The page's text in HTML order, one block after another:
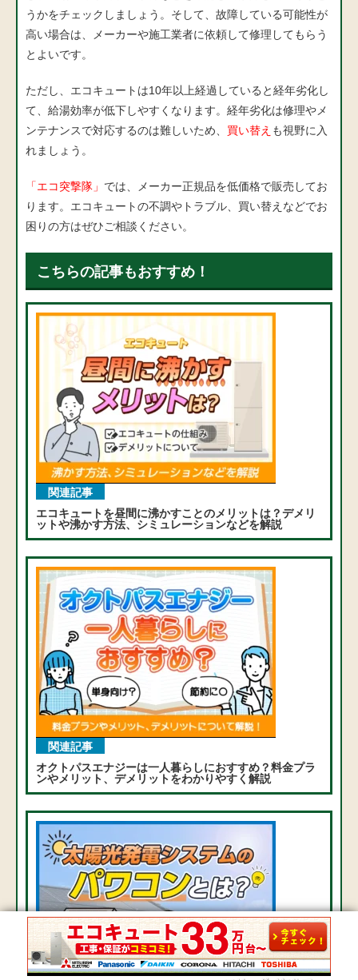
うかをチェックしましょう。そして、故障している可能性が
高い場合は、メーカーや施工業者に依頼して修理してもらう
とよいです。
ただし、エコキュートは10年以上経過していると経年劣化し
て、給湯効率が低下しやすくなります。経年劣化は修理やメ
ンテナンスで対応するのは難しいため、 買い替え も視野に入
れましょう。
「エコ突撃隊」 では、メーカー正規品を低価格で販売してお
ります。エコキュートの不調やトラブル、買い替えなどでお
困りの方はぜひご相談ください。
こちらの記事もおすすめ！
関連記事
エコキュートを昼間に沸かすことのメリットは？デメリ
ットや沸かす方法、シミュレーションなどを解説
関連記事
オクトパスエナジーは一人暮らしにおすすめ？料金プラ
ンやメリット、デメリットをわかりやすく解説